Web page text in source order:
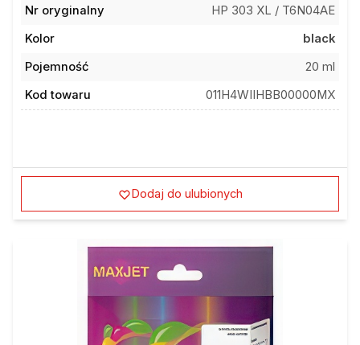
Nr oryginalny
HP 303 XL / T6N04AE
Kolor
black
Pojemność
20 ml
Kod towaru
011H4WIIHBB00000MX
Dodaj do ulubionych